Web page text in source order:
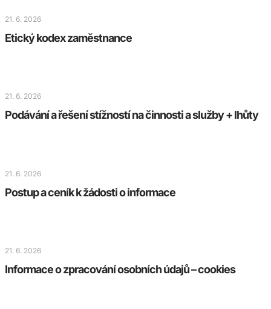
21. 6. 2026
Etický kodex zaměstnance
21. 6. 2026
Podávání a řešení stížností na činnosti a služby + lhůty
21. 6. 2026
Postup a ceník k žádosti o informace
21. 6. 2026
Informace o zpracování osobních údajů – cookies